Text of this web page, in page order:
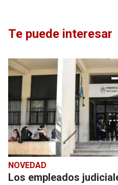
Te puede interesar
NOVEDAD
Los empleados